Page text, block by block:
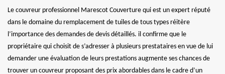
Le couvreur professionnel Marescot Couverture qui est un expert réputé
dans le domaine du remplacement de tuiles de tous types réitère
l’importance des demandes de devis détaillés. il confirme que le
propriétaire qui choisit de s’adresser à plusieurs prestataires en vue de lui
demander une évaluation de leurs prestations augmente ses chances de
trouver un couvreur proposant des prix abordables dans le cadre d’un